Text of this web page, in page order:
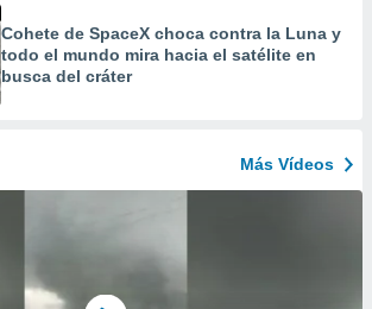
Cohete de SpaceX choca contra la Luna y
todo el mundo mira hacia el satélite en
busca del cráter
Más Vídeos